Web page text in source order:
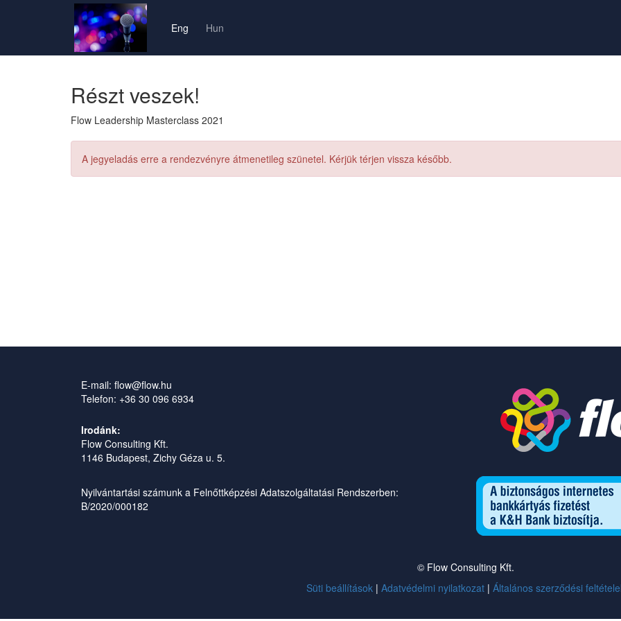
Eng Hun
Részt veszek!
Flow Leadership Masterclass 2021
A jegyeladás erre a rendezvényre átmenetileg szünetel. Kérjük térjen vissza később.
E-mail: flow@flow.hu
Telefon: +36 30 096 6934
Irodánk:
Flow Consulting Kft.
1146 Budapest, Zichy Géza u. 5.
Nyilvántartási számunk a Felnőttképzési Adatszolgáltatási Rendszerben:
B/2020/000182
© Flow Consulting Kft.
Süti beállítások | Adatvédelmi nyilatkozat | Általános szerződési